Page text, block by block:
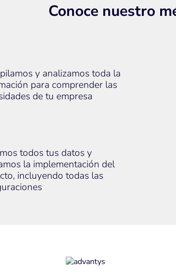
Conoce nuestro
y analizamos toda la
para comprender las
de tu empresa
todos tus datos y
la implementación del
incluyendo todas las